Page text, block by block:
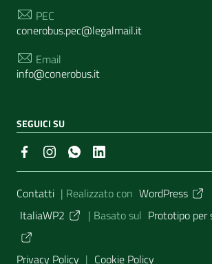
PEC
conerobus.pec@legalmail.it
Email
info@conerobus.it
SEGUICI SU
Sezione Link Utili
Contatti | Realizzato con WordPress
ItaliaWP2
| Basato sul Prototipo per
Privacy Policy | Cookie Policy